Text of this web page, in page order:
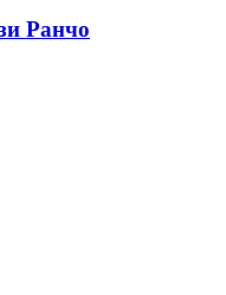
Ранчо